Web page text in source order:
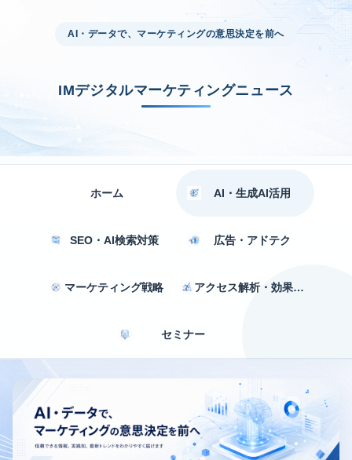
AI・データで、マーケティングの意思決定を前へ
IMデジタルマーケティングニュース
ホーム AI・生成AI活用
SEO・AI検索対策 広告・アドテク
マーケティング戦略 アクセス解析・効果測定
セミナー